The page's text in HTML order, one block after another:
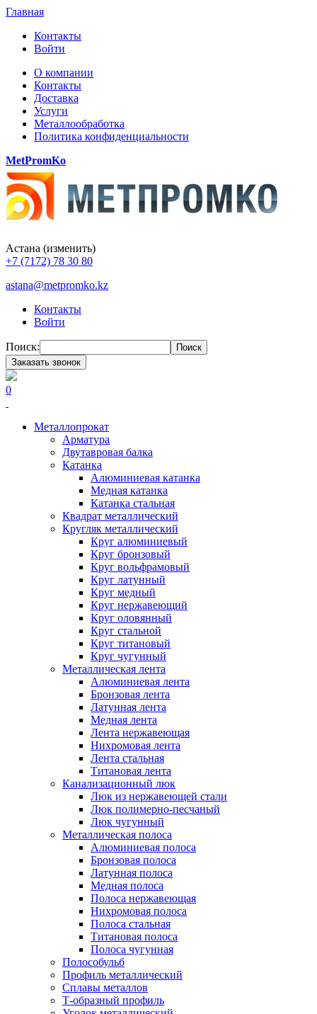
Главная
Контакты
Войти
О компании
Контакты
Доставка
Услуги
Металлообработка
Политика конфиденциальности
MetPromKo
Астана (изменить)
+7 (7172) 78 30 80
astana@metpromko.kz
Контакты
Войти
Поиск:
Поиск
Заказать звонок
0
Металлопрокат
Арматура
Двутавровая балка
Катанка
Алюминиевая катанка
Медная катанка
Катанка стальная
Квадрат металлический
Кругляк металлический
Круг алюминиевый
Круг бронзовый
Круг вольфрамовый
Круг латунный
Круг медный
Круг нержавеющий
Круг оловянный
Круг стальной
Круг титановый
Круг чугунный
Металлическая лента
Алюминиевая лента
Бронзовая лента
Латунная лента
Медная лента
Лента нержавеющая
Нихромовая лента
Лента стальная
Титановая лента
Канализационный люк
Люк из нержавеющей стали
Люк полимерно-песчаный
Люк чугунный
Металлическая полоса
Алюминиевая полоса
Бронзовая полоса
Латунная полоса
Медная полоса
Полоса нержавеющая
Нихромовая полоса
Полоса стальная
Титановая полоса
Полоса чугунная
Полособульб
Профиль металлический
Сплавы металлов
Т-образный профиль